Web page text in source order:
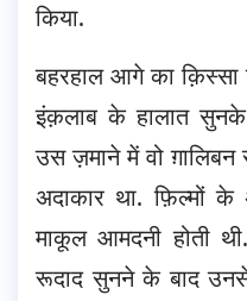
किया.
बहरहाल आगे का क़िस्सा
इंक़लाब के हालात सुनके
उस ज़माने में वो
अदाकार था. फ़िल्मों के
माकूल आमदनी होती
रूदाद सुनने के बाद